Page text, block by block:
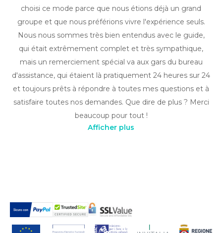
choisi ce mode parce que nous étions déjà un grand
groupe et que nous préférions vivre l'expérience seuls.
Nous nous sommes très bien entendus avec le guide,
qui était extrêmement complet et très sympathique,
mais un remerciement spécial va aux gars du bureau
d'assistance, qui étaient là pratiquement 24 heures sur 24
et toujours prêts à répondre à toutes mes questions et à
satisfaire toutes nos demandes. Que dire de plus ? Merci
beaucoup pour tout !
Afficher plus